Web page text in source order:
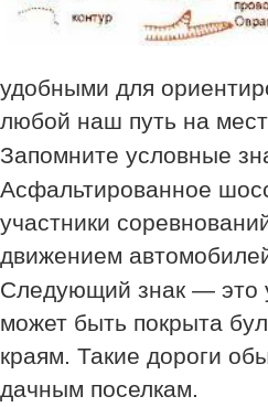
удобными для
любой наш путь на
Запомните условные
Асфальтированное
участники
движением
Следующий знак — это
может быть покрыта
краям. Такие дороги
дачным поселкам.